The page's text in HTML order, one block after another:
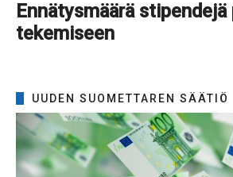
Ennätysmäärä
tekemiseen
UUDEN SUOMETTAREN SÄÄTIÖ